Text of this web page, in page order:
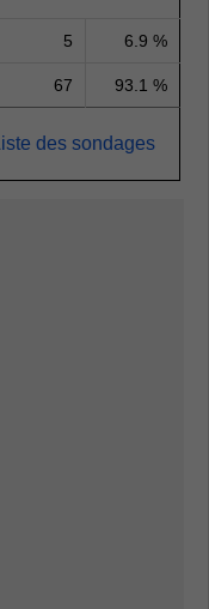
5 6.9 %
67 93.1 %
Liste des sondages